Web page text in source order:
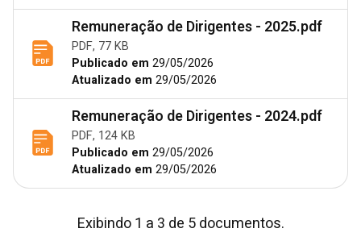
Remuneração de Dirigentes - 2025.pdf
PDF, 77 KB
Publicado em 29/05/2026
Atualizado em 29/05/2026
Remuneração de Dirigentes - 2024.pdf
PDF, 124 KB
Publicado em 29/05/2026
Atualizado em 29/05/2026
Exibindo 1 a 3 de 5 documentos.